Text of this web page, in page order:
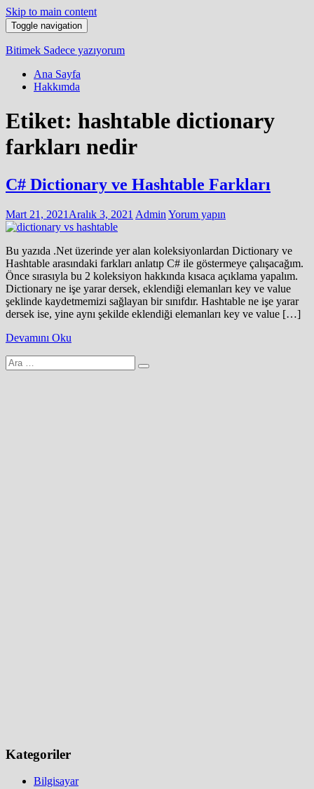
Skip to main content
Toggle navigation
Bitimek Sadece yazıyorum
Ana Sayfa
Hakkımda
Etiket: hashtable dictionary
farkları nedir
C# Dictionary ve Hashtable Farkları
Mart 21, 2021 Aralık 3, 2021 Admin Yorum yapın
Bu yazıda .Net üzerinde yer alan koleksiyonlardan Dictionary ve
Hashtable arasındaki farkları anlatıp C# ile göstermeye çalışacağım.
Önce sırasıyla bu 2 koleksiyon hakkında kısaca açıklama yapalım.
Dictionary ne işe yarar dersek, eklendiği elemanları key ve value
şeklinde kaydetmemizi sağlayan bir sınıfdır. Hashtable ne işe yarar
dersek ise, yine aynı şekilde eklendiği elemanları key ve value […]
Devamını Oku
Arama
yap:
Kategoriler
Bilgisayar